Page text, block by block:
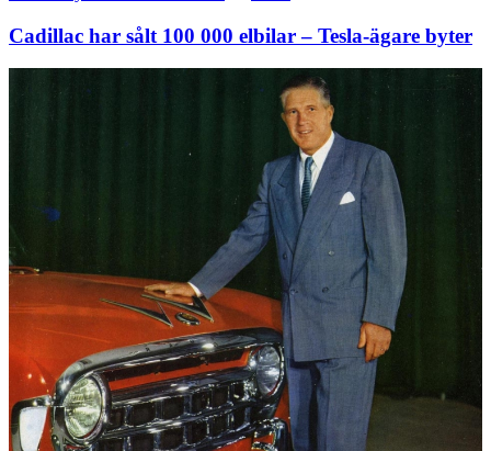
Cadillac har sålt 100 000 elbilar – Tesla-ägare byter